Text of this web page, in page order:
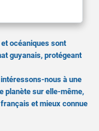
océaniques sont
guyanais, protégeant
nous à une
planète sur elle-même,
et mieux connue